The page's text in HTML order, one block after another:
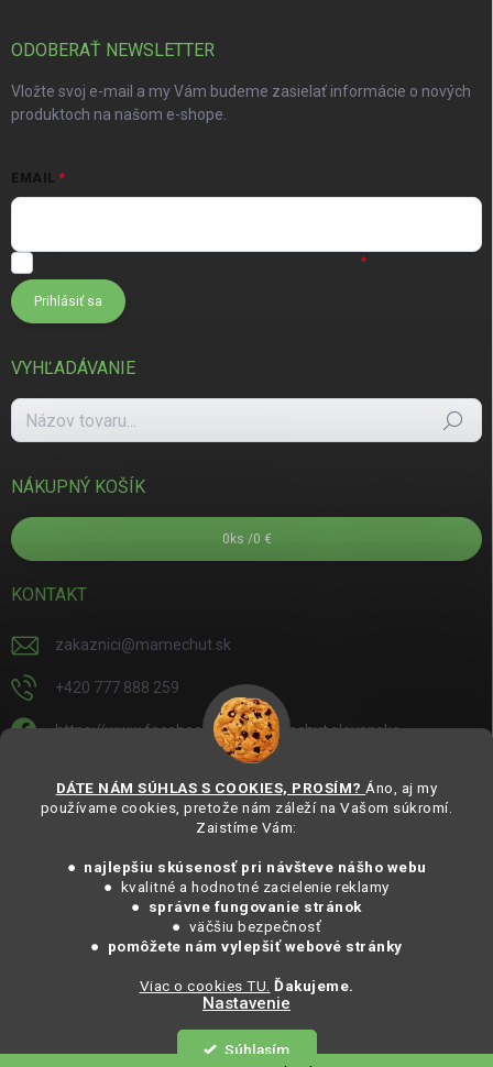
DÁTE NÁM SÚHLAS S COOKIES, PROSÍM? Áno, aj my
používame cookies, pretože nám záleží na Vašom súkromí.
Zaistíme Vám:
● najlepšiu skúsenosť pri návšteve nášho webu
● kvalitné a hodnotné zacielenie reklamy
●
správne fungovanie stránok
● väčšiu bezpečnosť
● pomôžete nám vylepšiť webové stránky
Viac o cookies TU. Ďakujeme.
Nastavenie
Súhlasím
ODOBERAŤ NEWSLETTER
Vložte svoj e-mail a my Vám budeme zasielať informácie o nových
produktoch na našom e-shope.
EMAIL
Prihlásiť sa
VYHĽADÁVANIE
Hľadať
NÁKUPNÝ KOŠÍK
0 ks /0 €
KONTAKT
zakaznici@mamechut.sk
+420 777 888 259
https://www.facebook.com/mamechut.slovensko
https://www.youtube.com/@mamechutczsk
@mamechut.czsk
MámeChuť Organic. Všechna práva vyhrazena.
Vytvoril Shoptet
MámeChuť Organic. Všetky práva vyhradené.